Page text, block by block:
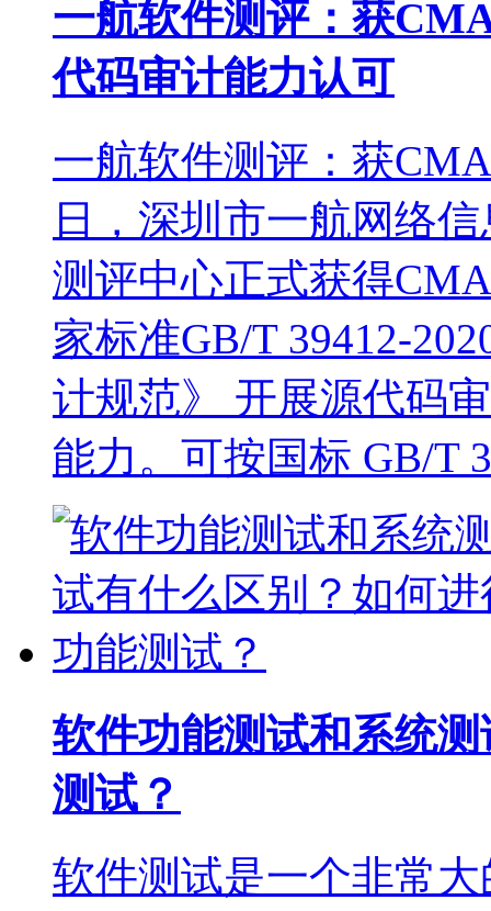
一航软件测评：获
代码审计能力认可
一航软件测评：获
日，深圳市一航网络
测评中心正式获得
家标准GB/T 39412-
计规范》 开展源代码
能力。可按国标 GB/T
软件功能测试和系统
测试？
软件测试是一个非常